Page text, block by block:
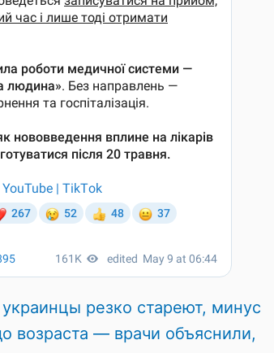
украинцы резко стареют, минус
возраста — врачи объяснили,